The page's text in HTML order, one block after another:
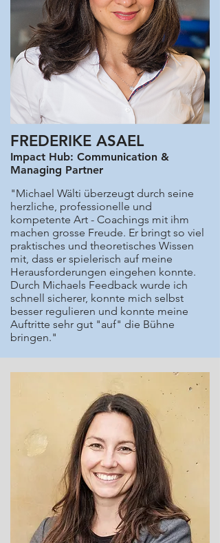
FREDERIKE ASAEL
Impact Hub: Communication &
Managing Partner
"Michael Wälti überzeugt durch seine
herzliche, professionelle und
kompetente Art - Coachings mit ihm
machen grosse Freude. Er bringt so viel
praktisches und theoretisches Wissen
mit, dass er spielerisch auf meine
Herausforderungen eingehen konnte.
Durch Michaels Feedback wurde ich
schnell sicherer, konnte mich selbst
besser regulieren und konnte meine
Auftritte sehr gut "auf" die Bühne
bringen."